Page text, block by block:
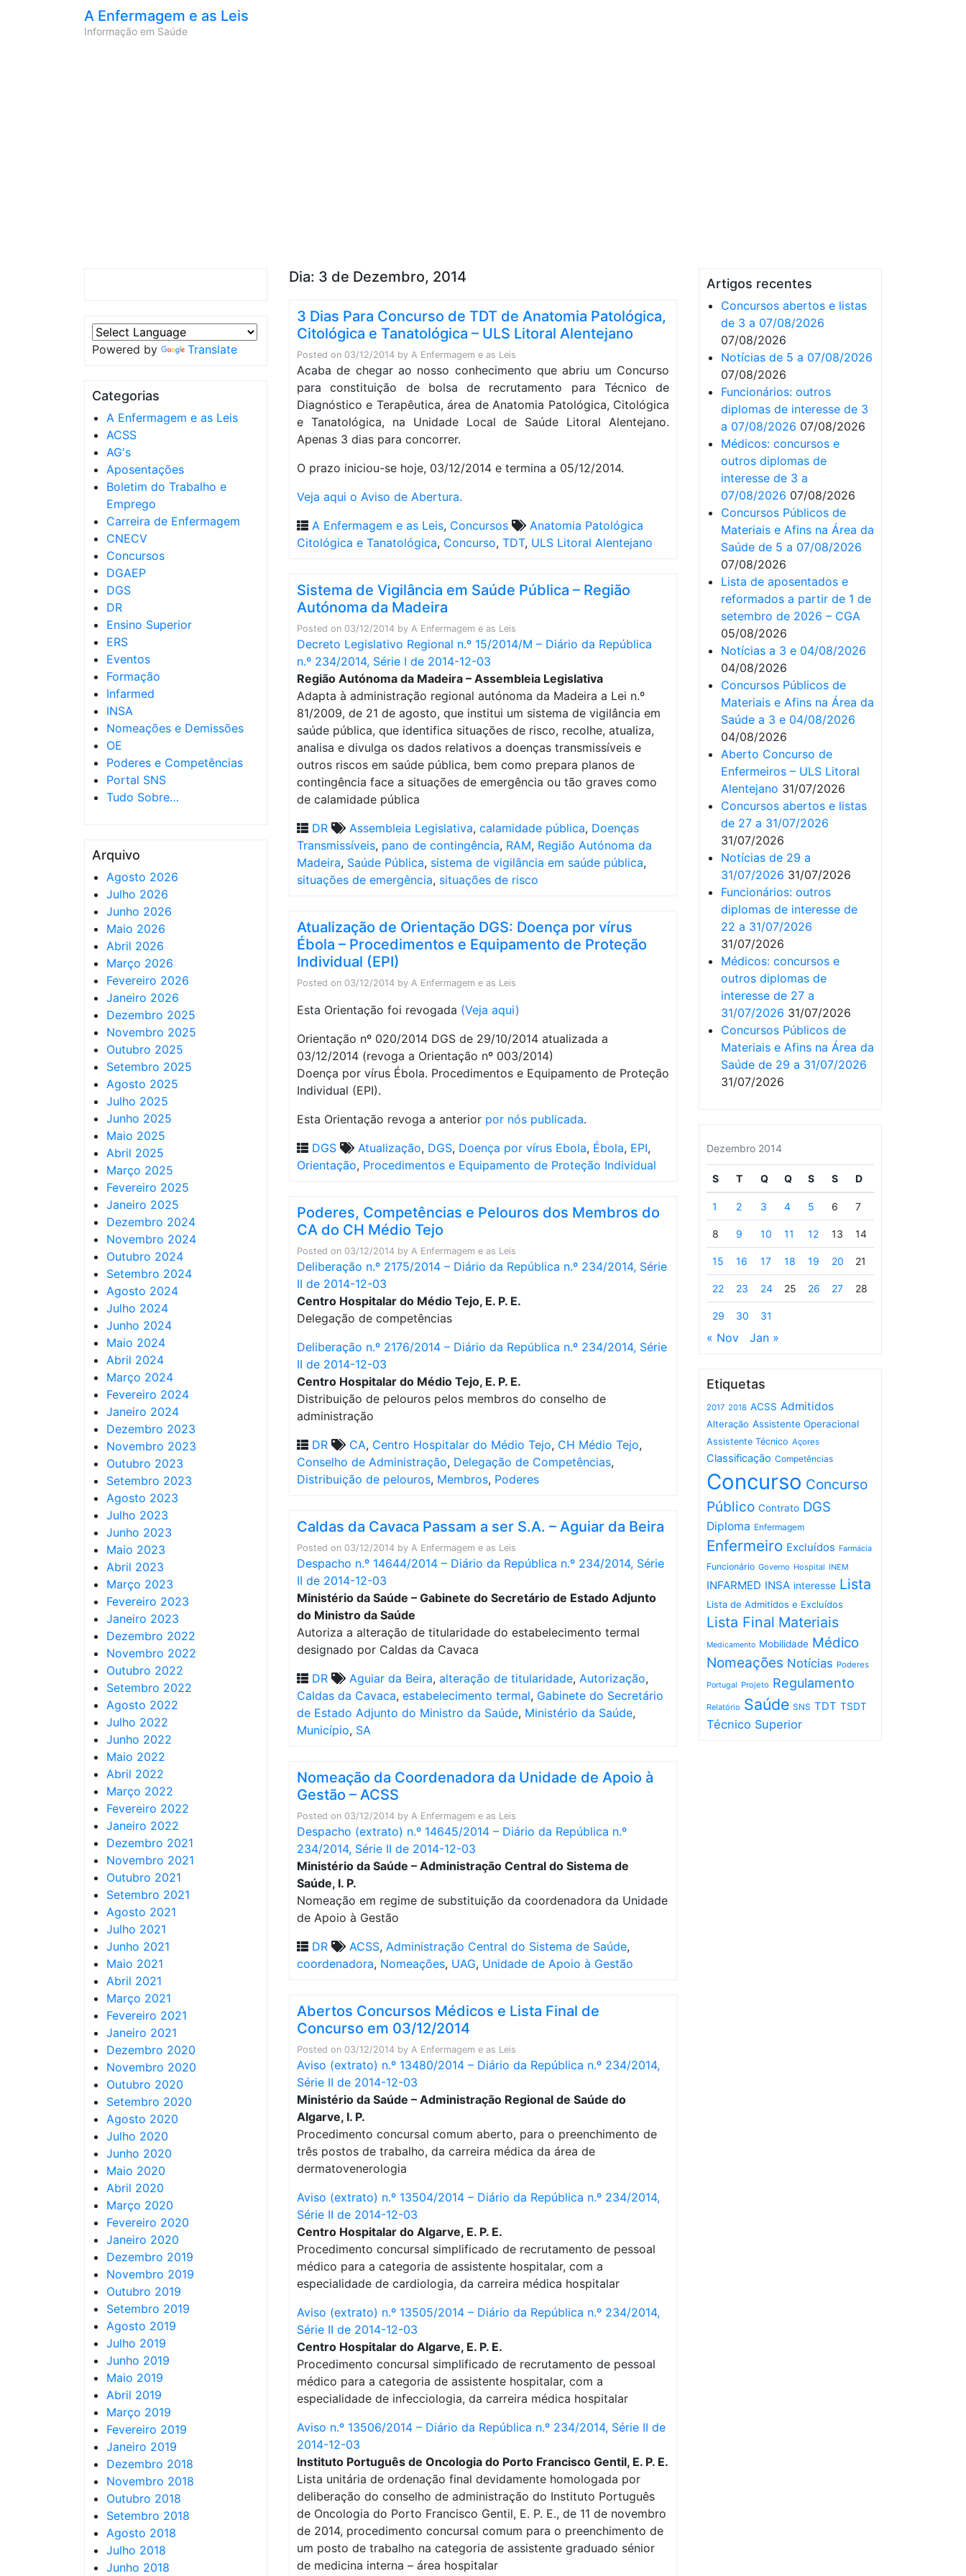
A Enfermagem e as Leis
Informação em Saúde
Powered by Translate
Categorias
A Enfermagem e as Leis
ACSS
AG's
Aposentações
Boletim do Trabalho e
Emprego
Carreira de Enfermagem
CNECV
Concursos
DGAEP
DGS
DR
Ensino Superior
ERS
Eventos
Formação
Infarmed
INSA
Nomeações e Demissões
OE
Poderes e Competências
Portal SNS
Tudo Sobre…
Arquivo
Agosto 2026
Julho 2026
Junho 2026
Maio 2026
Abril 2026
Março 2026
Fevereiro 2026
Janeiro 2026
Dezembro 2025
Novembro 2025
Outubro 2025
Setembro 2025
Agosto 2025
Julho 2025
Junho 2025
Maio 2025
Abril 2025
Março 2025
Fevereiro 2025
Janeiro 2025
Dezembro 2024
Novembro 2024
Outubro 2024
Setembro 2024
Agosto 2024
Julho 2024
Junho 2024
Maio 2024
Abril 2024
Março 2024
Fevereiro 2024
Janeiro 2024
Dezembro 2023
Novembro 2023
Outubro 2023
Setembro 2023
Agosto 2023
Julho 2023
Junho 2023
Maio 2023
Abril 2023
Março 2023
Fevereiro 2023
Janeiro 2023
Dezembro 2022
Novembro 2022
Outubro 2022
Setembro 2022
Agosto 2022
Julho 2022
Junho 2022
Maio 2022
Abril 2022
Março 2022
Fevereiro 2022
Janeiro 2022
Dezembro 2021
Novembro 2021
Outubro 2021
Setembro 2021
Agosto 2021
Julho 2021
Junho 2021
Maio 2021
Abril 2021
Março 2021
Fevereiro 2021
Janeiro 2021
Dezembro 2020
Novembro 2020
Outubro 2020
Setembro 2020
Agosto 2020
Julho 2020
Junho 2020
Maio 2020
Abril 2020
Março 2020
Fevereiro 2020
Janeiro 2020
Dezembro 2019
Novembro 2019
Outubro 2019
Setembro 2019
Agosto 2019
Julho 2019
Junho 2019
Maio 2019
Abril 2019
Março 2019
Fevereiro 2019
Janeiro 2019
Dezembro 2018
Novembro 2018
Outubro 2018
Setembro 2018
Agosto 2018
Julho 2018
Junho 2018
Dia: 3 de Dezembro, 2014
3 Dias Para Concurso de TDT de Anatomia Patológica,
Citológica e Tanatológica – ULS Litoral Alentejano
Posted on 03/12/2014 by A Enfermagem e as Leis
Acaba de chegar ao nosso conhecimento que abriu um Concurso
para constituição de bolsa de recrutamento para Técnico de
Diagnóstico e Terapêutica, área de Anatomia Patológica, Citológica
e Tanatológica, na Unidade Local de Saúde Litoral Alentejano.
Apenas 3 dias para concorrer.
O prazo iniciou-se hoje, 03/12/2014 e termina a 05/12/2014.
Veja aqui o Aviso de Abertura.
A Enfermagem e as Leis, Concursos
Anatomia Patológica
Citológica e Tanatológica, Concurso, TDT, ULS Litoral Alentejano
Sistema de Vigilância em Saúde Pública – Região
Autónoma da Madeira
Posted on 03/12/2014 by A Enfermagem e as Leis
Decreto Legislativo Regional n.º 15/2014/M – Diário da República
n.º 234/2014, Série I de 2014-12-03
Região Autónoma da Madeira – Assembleia Legislativa
Adapta à administração regional autónoma da Madeira a Lei n.º
81/2009, de 21 de agosto, que institui um sistema de vigilância em
saúde pública, que identifica situações de risco, recolhe, atualiza,
analisa e divulga os dados relativos a doenças transmissíveis e
outros riscos em saúde pública, bem como prepara planos de
contingência face a situações de emergência ou tão graves como
de calamidade pública
DR
Assembleia Legislativa, calamidade pública, Doenças
Transmissíveis, pano de contingência, RAM, Região Autónoma da
Madeira, Saúde Pública, sistema de vigilância em saúde pública,
situações de emergência, situações de risco
Atualização de Orientação DGS: Doença por vírus
Ébola – Procedimentos e Equipamento de Proteção
Individual (EPI)
Posted on 03/12/2014 by A Enfermagem e as Leis
Esta Orientação foi revogada (Veja aqui)
Orientação nº 020/2014 DGS de 29/10/2014 atualizada a
03/12/2014 (revoga a Orientação nº 003/2014)
Doença por vírus Ébola. Procedimentos e Equipamento de Proteção
Individual (EPI).
Esta Orientação revoga a anterior por nós publicada.
DGS
Atualização, DGS, Doença por vírus Ebola, Ébola, EPI,
Orientação, Procedimentos e Equipamento de Proteção Individual
Poderes, Competências e Pelouros dos Membros do
CA do CH Médio Tejo
Posted on 03/12/2014 by A Enfermagem e as Leis
Deliberação n.º 2175/2014 – Diário da República n.º 234/2014, Série
II de 2014-12-03
Centro Hospitalar do Médio Tejo, E. P. E.
Delegação de competências
Deliberação n.º 2176/2014 – Diário da República n.º 234/2014, Série
II de 2014-12-03
Centro Hospitalar do Médio Tejo, E. P. E.
Distribuição de pelouros pelos membros do conselho de
administração
DR
CA, Centro Hospitalar do Médio Tejo, CH Médio Tejo,
Conselho de Administração, Delegação de Competências,
Distribuição de pelouros, Membros, Poderes
Caldas da Cavaca Passam a ser S.A. – Aguiar da Beira
Posted on 03/12/2014 by A Enfermagem e as Leis
Despacho n.º 14644/2014 – Diário da República n.º 234/2014, Série
II de 2014-12-03
Ministério da Saúde – Gabinete do Secretário de Estado Adjunto
do Ministro da Saúde
Autoriza a alteração de titularidade do estabelecimento termal
designado por Caldas da Cavaca
DR
Aguiar da Beira, alteração de titularidade, Autorização,
Caldas da Cavaca, estabelecimento termal, Gabinete do Secretário
de Estado Adjunto do Ministro da Saúde, Ministério da Saúde,
Município, SA
Nomeação da Coordenadora da Unidade de Apoio à
Gestão – ACSS
Posted on 03/12/2014 by A Enfermagem e as Leis
Despacho (extrato) n.º 14645/2014 – Diário da República n.º
234/2014, Série II de 2014-12-03
Ministério da Saúde – Administração Central do Sistema de
Saúde, I. P.
Nomeação em regime de substituição da coordenadora da Unidade
de Apoio à Gestão
DR
ACSS, Administração Central do Sistema de Saúde,
coordenadora, Nomeações, UAG, Unidade de Apoio à Gestão
Abertos Concursos Médicos e Lista Final de
Concurso em 03/12/2014
Posted on 03/12/2014 by A Enfermagem e as Leis
Aviso (extrato) n.º 13480/2014 – Diário da República n.º 234/2014,
Série II de 2014-12-03
Ministério da Saúde – Administração Regional de Saúde do
Algarve, I. P.
Procedimento concursal comum aberto, para o preenchimento de
três postos de trabalho, da carreira médica da área de
dermatovenerologia
Aviso (extrato) n.º 13504/2014 – Diário da República n.º 234/2014,
Série II de 2014-12-03
Centro Hospitalar do Algarve, E. P. E.
Procedimento concursal simplificado de recrutamento de pessoal
médico para a categoria de assistente hospitalar, com a
especialidade de cardiologia, da carreira médica hospitalar
Aviso (extrato) n.º 13505/2014 – Diário da República n.º 234/2014,
Série II de 2014-12-03
Centro Hospitalar do Algarve, E. P. E.
Procedimento concursal simplificado de recrutamento de pessoal
médico para a categoria de assistente hospitalar, com a
especialidade de infecciologia, da carreira médica hospitalar
Aviso n.º 13506/2014 – Diário da República n.º 234/2014, Série II de
2014-12-03
Instituto Português de Oncologia do Porto Francisco Gentil, E. P. E.
Lista unitária de ordenação final devidamente homologada por
deliberação do conselho de administração do Instituto Português
de Oncologia do Porto Francisco Gentil, E. P. E., de 11 de novembro
de 2014, procedimento concursal comum para o preenchimento de
um posto de trabalho na categoria de assistente graduado sénior
de medicina interna – área hospitalar
Artigos recentes
Concursos abertos e listas
de 3 a 07/08/2026
07/08/2026
Notícias de 5 a 07/08/2026
07/08/2026
Funcionários: outros
diplomas de interesse de 3
a 07/08/2026 07/08/2026
Médicos: concursos e
outros diplomas de
interesse de 3 a
07/08/2026 07/08/2026
Concursos Públicos de
Materiais e Afins na Área da
Saúde de 5 a 07/08/2026
07/08/2026
Lista de aposentados e
reformados a partir de 1 de
setembro de 2026 – CGA
05/08/2026
Notícias a 3 e 04/08/2026
04/08/2026
Concursos Públicos de
Materiais e Afins na Área da
Saúde a 3 e 04/08/2026
04/08/2026
Aberto Concurso de
Enfermeiros – ULS Litoral
Alentejano 31/07/2026
Concursos abertos e listas
de 27 a 31/07/2026
31/07/2026
Notícias de 29 a
31/07/2026 31/07/2026
Funcionários: outros
diplomas de interesse de
22 a 31/07/2026
31/07/2026
Médicos: concursos e
outros diplomas de
interesse de 27 a
31/07/2026 31/07/2026
Concursos Públicos de
Materiais e Afins na Área da
Saúde de 29 a 31/07/2026
31/07/2026
Dezembro 2014
S T Q Q S S D
1 2 3 4 5 6 7
8 9 10 11 12 13 14
15 16 17 18 19 20 21
22 23 24 25 26 27 28
29 30 31
« Nov Jan »
Etiquetas
2017 2018 ACSS Admitidos
Alteração Assistente Operacional
Assistente Técnico Açores
Classificação Competências
Concurso Concurso
Público Contrato DGS
Diploma Enfermagem
Enfermeiro Excluídos Farmácia
Funcionário Governo Hospital INEM
INFARMED INSA interesse Lista
Lista de Admitidos e Excluídos
Lista Final Materiais
Medicamento Mobilidade Médico
Nomeações Notícias Poderes
Portugal Projeto Regulamento
Relatório Saúde SNS TDT TSDT
Técnico Superior